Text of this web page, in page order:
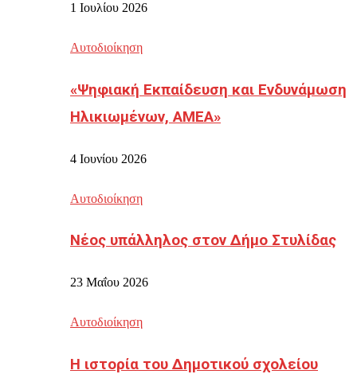
1 Ιουλίου 2026
Αυτοδιοίκηση
«Ψηφιακή Εκπαίδευση και Ενδυνάμωση
Ηλικιωμένων, ΑΜΕΑ»
4 Ιουνίου 2026
Αυτοδιοίκηση
Νέος υπάλληλος στον Δήμο Στυλίδας
23 Μαΐου 2026
Αυτοδιοίκηση
Η ιστορία του Δημοτικού σχολείου